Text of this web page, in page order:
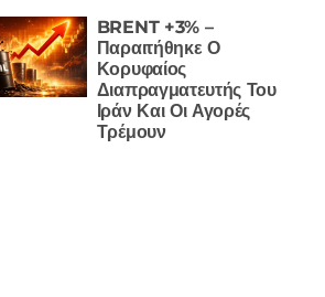
BRENT +3% –
Παραιτήθηκε Ο
Κορυφαίος
Διαπραγματευτής Του
Ιράν Και Οι Αγορές
Τρέμουν